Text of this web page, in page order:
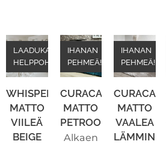
WHISPER
MATTO
VIILEÄ
BEIGE
LAADUKAS &
HELPPOHOITOINEN
CURACAO
MATTO
PETROOLI
IHANAN
PEHMEÄ!
Alkaen
CURACAO
MATTO
VAALEA
LÄMMIN
IHANAN
PEHMEÄ!